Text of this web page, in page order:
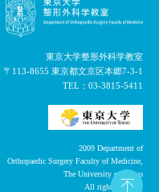
東京大学整形外科学教室
〒113-8655 東京都文京区本郷7-3-1
TEL： 03-3815-5411
2009 Department of
Orthopaedic Surgery Faculty of Medicine,
The University of Tokyo
All right reserved.